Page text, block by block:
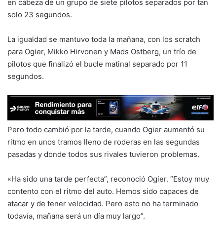
en cabeza de un grupo de siete pilotos separados por tan
solo 23 segundos.
La igualdad se mantuvo toda la mañana, con los scratch
para Ogier, Mikko Hirvonen y Mads Ostberg, un trío de
pilotos que finalizó el bucle matinal separado por 11
segundos.
Pero todo cambió por la tarde, cuando Ogier aumentó su
ritmo en unos tramos lleno de roderas en las segundas
pasadas y donde todos sus rivales tuvieron problemas.
«Ha sido una tarde perfecta”, reconoció Ogier. “Estoy muy
contento con el ritmo del auto. Hemos sido capaces de
atacar y de tener velocidad. Pero esto no ha terminado
todavía, mañana será un día muy largo”.